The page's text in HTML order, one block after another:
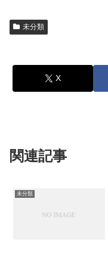
未分類
X
関連記事
未分類